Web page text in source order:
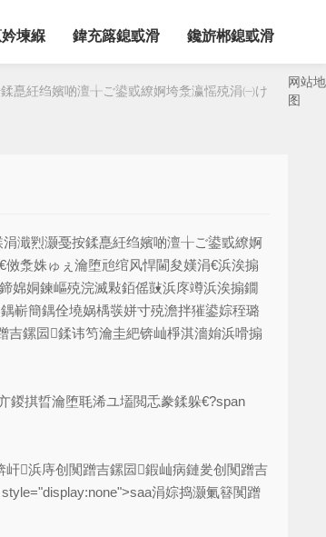
堜緥 鍏充簬鎴戜滑 鑱旂郴鎴戜滑
嗭紝绉嬪啲澶╁ご鍙戜繚婀垮洜瀛愮殑涓㈠け
濈煭灏戞按鍒嗭紝绉嬪啲澶╁ご鍙戜繚婀
洜姝ゅぇ瀹堕兘绾风悍閫夋嫨涓€浜涘搧
婂姛鍊嶇殑浣滅敤銆傜敱浜庝竴浜涘搧鐗
嶄簡鍝佺墝娲楀彂姘寸殑澹拌獕鍙婃秷璐
吉鏍囩鍒讳笉瀹圭紦锛屾棦淇濇姢浜嗗搧
鍐掑晢瀹堕毦浠ユ壒閲忎豢鍒躲€?span
浜庤创闃蹭吉鏍囩鍜屾病鏈夎创闃蹭吉
涓婃捣灏氭簮闃蹭
网站地
图